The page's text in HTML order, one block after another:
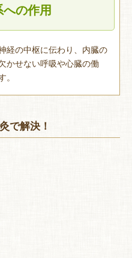
の作用
経の中枢に伝わり、内臓の
かせない呼吸や心臓の働
で解決！